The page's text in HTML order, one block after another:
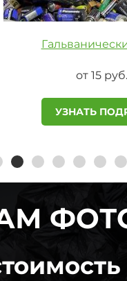
от 15
УЗНАТЬ